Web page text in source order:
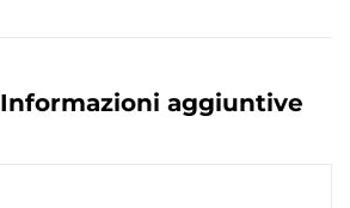
Informazioni aggiuntive